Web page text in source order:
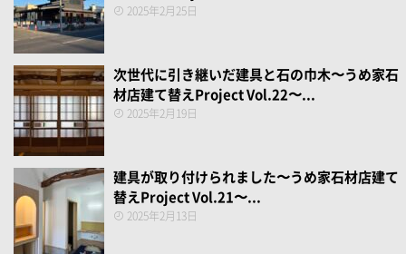
2025年2月25日
次世代に引き継いだ建具と石の巾木〜うめ家石
材店建て替えProject Vol.22〜...
2025年2月19日
建具が取り付けられました〜うめ家石材店建て
替えProject Vol.21〜...
2025年2月13日